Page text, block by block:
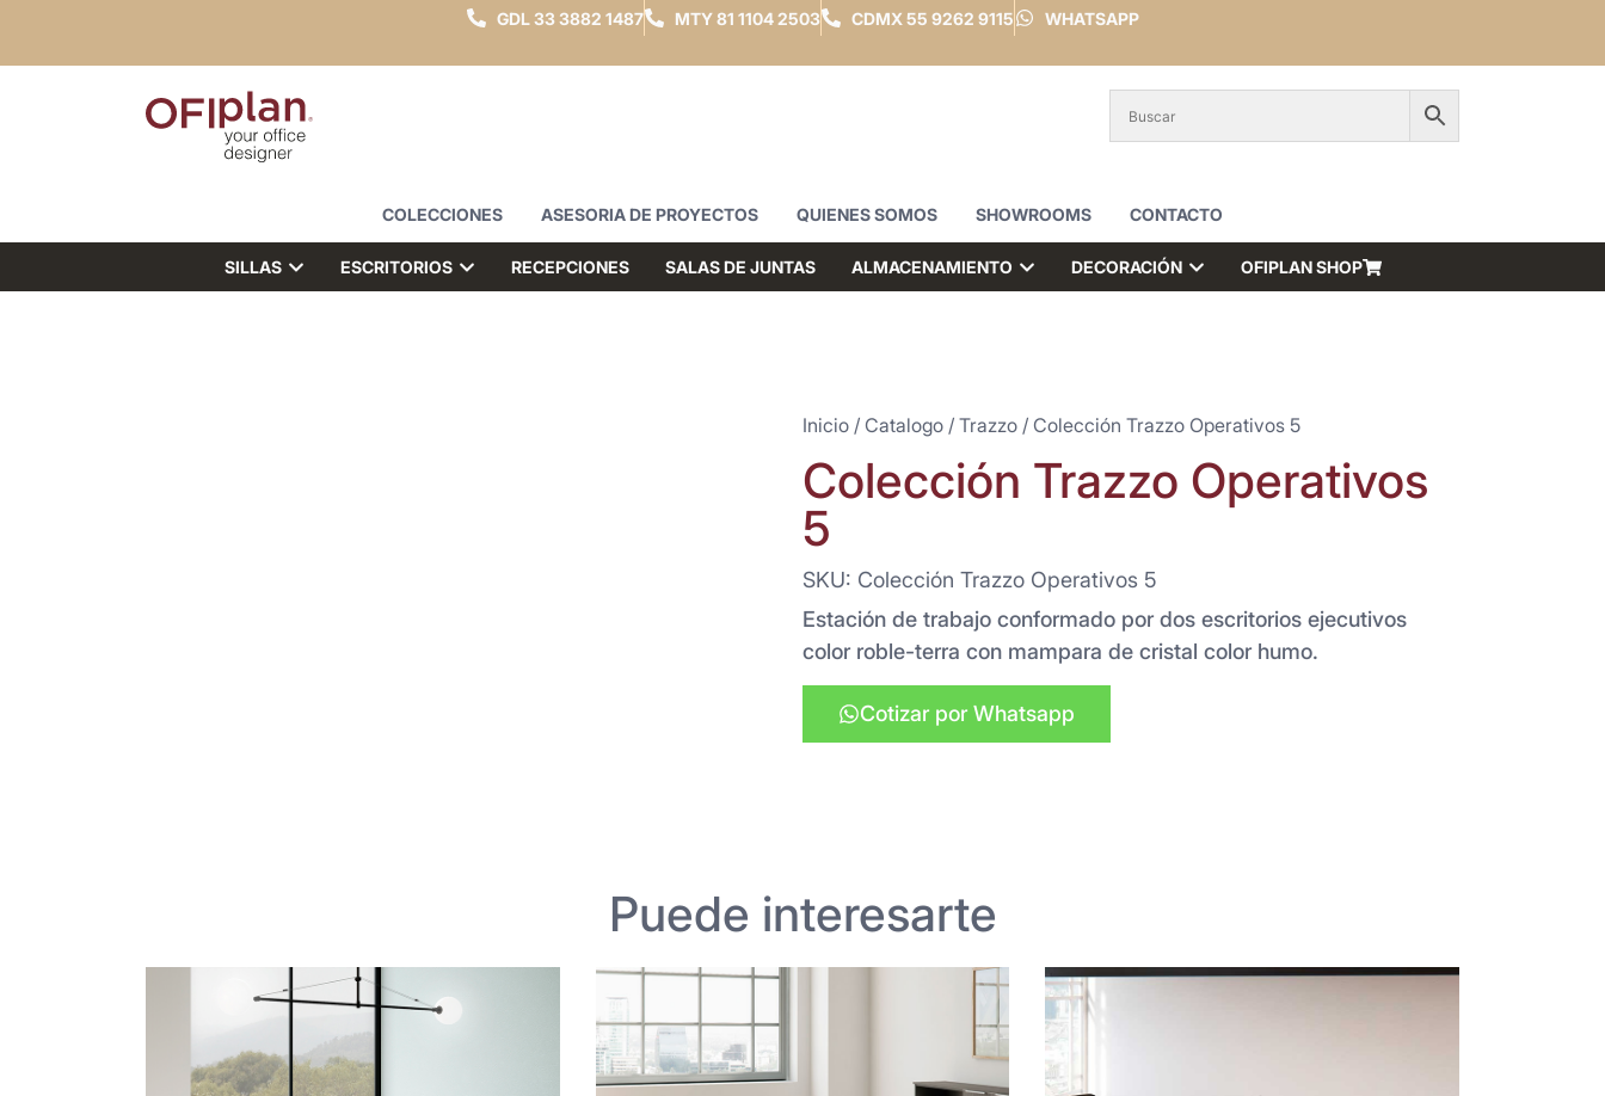
GDL33 3882 1487 MTY81 1104 2503 CDMX 55 9262 9115 WHATSAPP
COLECCIONES ASESORIA DE PROYECTOS QUIENES SOMOS SHOWROOMS CONTACTO
SILLAS ESCRITORIOS RECEPCIONES SALAS DE JUNTAS ALMACENAMIENTO DECORACIÓN OFIPLAN SHOP
Inicio / Catalogo / Trazzo / Colección Trazzo Operativos 5
Colección Trazzo Operativos
5
SKU: Colección Trazzo Operativos 5
Estación de trabajo conformado por dos escritorios ejecutivos
color roble-terra con mampara de cristal color humo.
Cotizar por Whatsapp
Puede interesarte